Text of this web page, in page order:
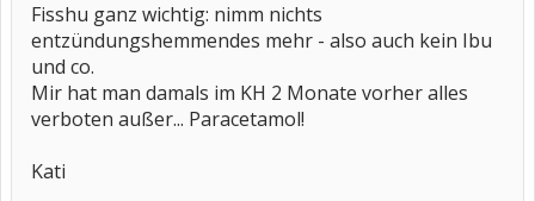
Fisshu ganz wichtig: nimm nichts
entzündungshemmendes mehr - also auch kein Ibu
und co.
Mir hat man damals im KH 2 Monate vorher alles
verboten außer... Paracetamol!
Kati